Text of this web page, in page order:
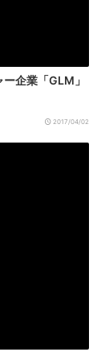
企業「GLM」
2017/04/02